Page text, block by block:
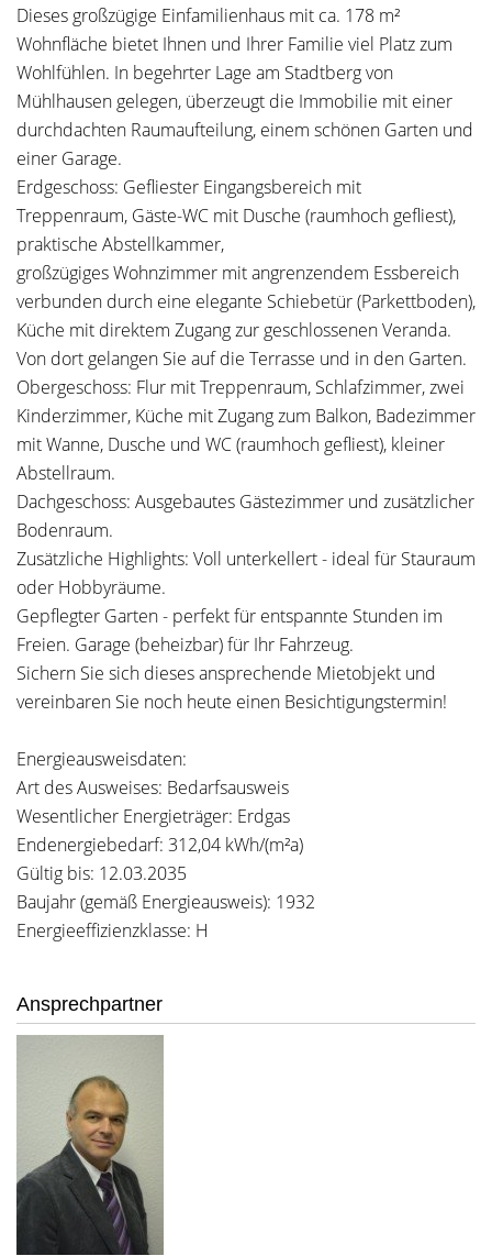
Dieses großzügige Einfamilienhaus mit ca. 178 m²
Wohnfläche bietet Ihnen und Ihrer Familie viel Platz zum
Wohlfühlen. In begehrter Lage am Stadtberg von
Mühlhausen gelegen, überzeugt die Immobilie mit einer
durchdachten Raumaufteilung, einem schönen Garten und
einer Garage.
Erdgeschoss: Gefliester Eingangsbereich mit
Treppenraum, Gäste-WC mit Dusche (raumhoch gefliest),
praktische Abstellkammer,
großzügiges Wohnzimmer mit angrenzendem Essbereich
verbunden durch eine elegante Schiebetür (Parkettboden),
Küche mit direktem Zugang zur geschlossenen Veranda.
Von dort gelangen Sie auf die Terrasse und in den Garten.
Obergeschoss: Flur mit Treppenraum, Schlafzimmer, zwei
Kinderzimmer, Küche mit Zugang zum Balkon, Badezimmer
mit Wanne, Dusche und WC (raumhoch gefliest), kleiner
Abstellraum.
Dachgeschoss: Ausgebautes Gästezimmer und zusätzlicher
Bodenraum.
Zusätzliche Highlights: Voll unterkellert - ideal für Stauraum
oder Hobbyräume.
Gepflegter Garten - perfekt für entspannte Stunden im
Freien. Garage (beheizbar) für Ihr Fahrzeug.
Sichern Sie sich dieses ansprechende Mietobjekt und
vereinbaren Sie noch heute einen Besichtigungstermin!
Energieausweisdaten:
Art des Ausweises: Bedarfsausweis
Wesentlicher Energieträger: Erdgas
Endenergiebedarf: 312,04 kWh/(m²a)
Gültig bis: 12.03.2035
Baujahr (gemäß Energieausweis): 1932
Energieeffizienzklasse: H
Ansprechpartner